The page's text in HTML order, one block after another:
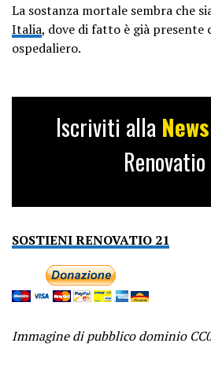
La sostanza mortale sembra che
Italia, dove di fatto è già presente
ospedaliero.
Iscriviti alla
Renovatio
SOSTIENI RENOVATIO 21
Immagine di pubblico dominio